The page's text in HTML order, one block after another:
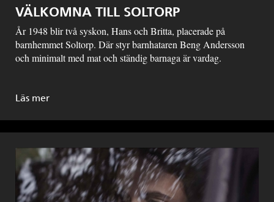
VÄLKOMNA TILL SOLTORP
År 1948 blir två syskon, Hans och Britta, placerade på
barnhemmet Soltorp. Där styr barnhataren Beng Andersson
och minimalt med mat och ständig barnaga är vardag.
Läs mer